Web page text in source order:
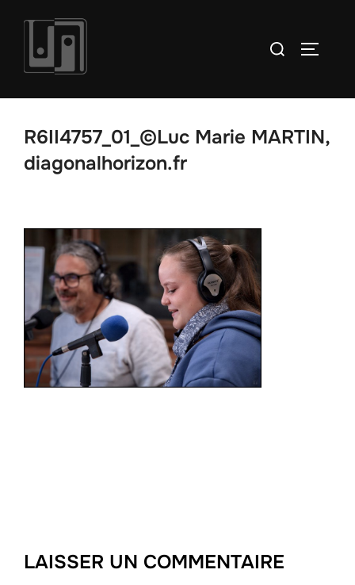
contenu
Rechercher :
R6II4757_01_©Luc Marie MARTIN,
diagonalhorizon.fr
LAISSER UN COMMENTAIRE